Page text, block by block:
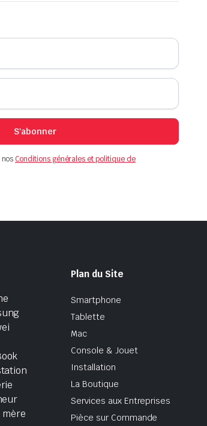
S'abonner
Conditions générales et politique de
Plan du Site
Smartphone
Tablette
Mac
Console & Jouet
Installation
La Boutique
Services aux Entreprises
Pièce sur Commande